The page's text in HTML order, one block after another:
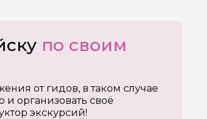
по своим
от гидов, в таком случае
организовать своё
экскурсий!